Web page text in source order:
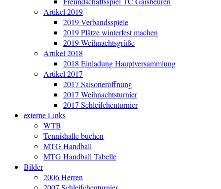
Artikel 2019
2019 Verbandsspiele
2019 Plätze winterfest machen
2019 Weihnachtsgrüße
Artikel 2018
2018 Einladung Hauptversammlung
Artikel 2017
2017 Saisoneröffnung
2017 Weihnachtsturnier
2017 Schleifchenturnier
externe Links
WTB
Tennishalle buchen
MTG Handball
MTG Handball Tabelle
Bilder
2006 Herren